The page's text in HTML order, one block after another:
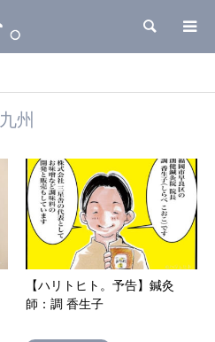
検索
九州
【ハリトヒト。予告】鍼灸
師：調 香生子